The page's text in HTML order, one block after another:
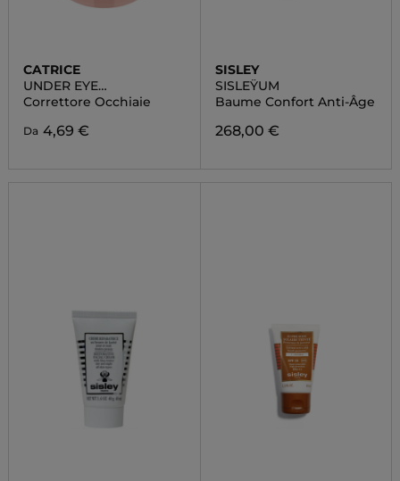
CATRICE
UNDER EYE
BRIGHTENER
Correttore Occhiaie
Da 4,69 €
SISLEY
SISLEŸUM
Baume Confort Anti-Âge
268,00 €